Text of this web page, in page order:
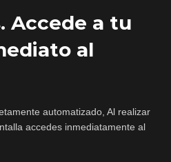
Accede a tu
al
automatizado, Al realizar
accedes inmediatamente al